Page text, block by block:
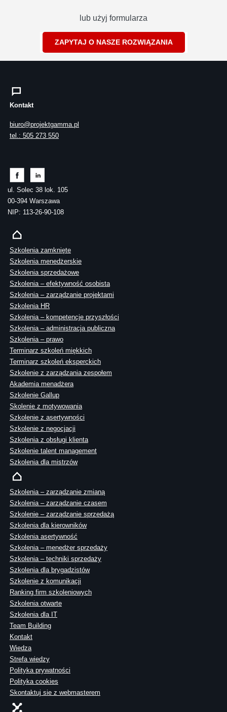
lub użyj formularza
ZAPYTAJ O NASZE ROZWIĄZANIA
Kontakt
biuro@projektgamma.pl
tel.: 505 273 550
ul. Solec 38 lok. 105
00-394 Warszawa
NIP: 113-26-90-108
Szkolenia zamknięte
Szkolenia menedżerskie
Szkolenia sprzedażowe
Szkolenia – efektywność osobista
Szkolenia – zarządzanie projektami
Szkolenia HR
Szkolenia – kompetencje przyszłości
Szkolenia – administracja publiczna
Szkolenia – prawo
Terminarz szkoleń miękkich
Terminarz szkoleń eksperckich
Szkolenie z zarządzania zespołem
Akademia menadżera
Szkolenie Gallup
Skolenie z motywowania
Szkolenie z asertywności
Szkolenie z negocjacji
Szkolenia z obsługi klienta
Szkolenie talent management
Szkolenia dla mistrzów
Szkolenia – zarządzanie zmianą
Szkolenia – zarządzanie czasem
Szkolenie – zarządzanie sprzedażą
Szkolenia dla kierowników
Szkolenia asertywność
Szkolenia – menedżer sprzedaży
Szkolenia – techniki sprzedaży
Szkolenia dla brygadzistów
Szkolenie z komunikacji
Ranking firm szkoleniowych
Szkolenia otwarte
Szkolenia dla IT
Team Building
Kontakt
Wiedza
Strefa wiedzy
Polityka prywatności
Polityka cookies
Skontaktuj sie z webmasterem